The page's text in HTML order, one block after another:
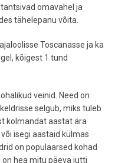
omavahel ja
tähelepanu võita.
Toscanasse ja ka
kõigest 1 tund
veinid. Need on
selgub, miks tuleb
kolmandat aastat ära
isegi aastaid külmas
on populaarsed kohad
hea mitu päeva jutti